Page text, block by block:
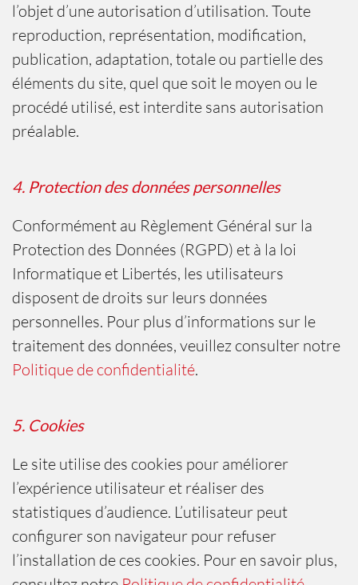
l’objet d’une autorisation d’utilisation. Toute
reproduction, représentation, modification,
publication, adaptation, totale ou partielle des
éléments du site, quel que soit le moyen ou le
procédé utilisé, est interdite sans autorisation
préalable.
4. Protection des données personnelles
Conformément au Règlement Général sur la
Protection des Données (RGPD) et à la loi
Informatique et Libertés, les utilisateurs
disposent de droits sur leurs données
personnelles. Pour plus d’informations sur le
traitement des données, veuillez consulter notre
Politique de confidentialité.
5. Cookies
Le site utilise des cookies pour améliorer
l’expérience utilisateur et réaliser des
statistiques d’audience. L’utilisateur peut
configurer son navigateur pour refuser
l’installation de ces cookies. Pour en savoir plus,